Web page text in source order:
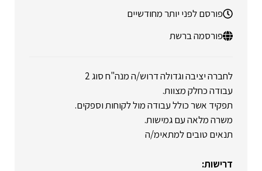
פורסם לפני יותר מחודשיים
פורסמה ברשת
לחברה יציבה וגדולה דרוש/ה מנה"ח סוג 2
עבודה כחלק מצוות.
תפקיד אשר כולל עבודה מול לקוחות וספקים.
משרה מלאה עם גמישות.
תנאים טובים למתאימ/ה
דרישות: